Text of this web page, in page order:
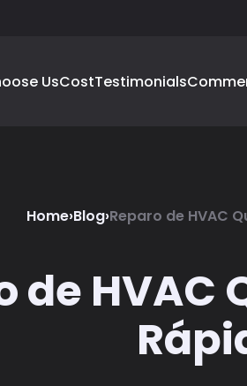
UsCostTestimonials
Home›Blog›Reparo de HVAC
de HVAC